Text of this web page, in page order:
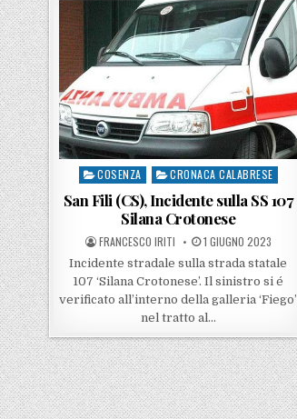
Posted in
COSENZA CRONACA CALABRESE
San Fili (CS), Incidente sulla SS 107
Silana Crotonese
POSTED BY
FRANCESCO IRITI POSTED ON
1 GIUGNO 2023
Incidente stradale sulla strada statale
107 ‘Silana Crotonese’. Il sinistro si é
verificato all’interno della galleria ‘Fiego’
nel tratto al…